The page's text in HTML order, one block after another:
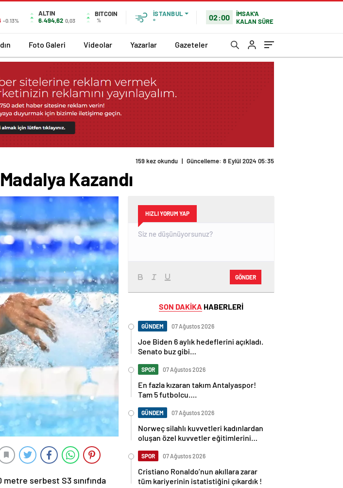
-0.13%
ALTIN
6.494,62 0,03
BITCOIN
%
İSTANBUL
°
02:00
İMSAK'A
KALAN SÜRE
Foto Galeri Videolar Yazarlar Gazeteler
159 kez okundu | Güncelleme: 8 Eylül 2024 05:35
Kazandı
serbest S3 sınıfında
HIZLI YORUM YAP
GÖNDER
SON DAKİKA HABERLERİ
GÜNDEM 07 Ağustos 2026
Joe Biden 6 aylık hedeflerini açıkladı.
Senato buz gibi…
SPOR 07 Ağustos 2026
En fazla kızaran takım Antalyaspor!
Tam 5 futbolcu….
GÜNDEM 07 Ağustos 2026
Norweç silahlı kuvvetleri kadınlardan
oluşan özel kuvvetler eğitimlerini
SPOR 07 Ağustos 2026
Cristiano Ronaldo’nun akıllara zarar
tüm kariyerinin istatistiğini çıkardık !